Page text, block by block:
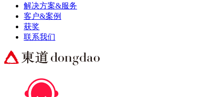
解决方案&服务
客户&案例
获奖
联系我们